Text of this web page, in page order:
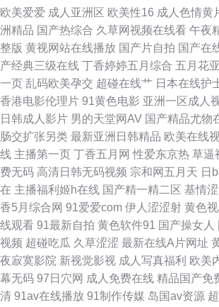
国产精品久久 国产福利视频91 国产第6页 国产123片
无码 人人c人爽 色色92 亚洲国产成人综合 91免费福
视频在线新网站 91视频专区 91污网页路口 www2AV
道 国产91AV在线 海角社区豆花网址 海角伊人 海角
乱军 韩国女孩自w的视频 欧美草逼视频 日韩五区 婷
拍 午夜男女 影音先锋AV色资源 中文字幕人妻有
91nwww网站 av手机色情网 传媒视频网站 国产精品
在线 黑丝av中出在线播放 黄尤物视频网 精品国产久
美专区 色多色多乱码伦视频 丝袜妈妈舔穴穴 无码熟
欧美爱爱 成人亚洲区 欧美性16 成人色情黄
洲精品 国产热综合 久草网视频在线看 午夜
整版 黄视网站在线播放 国产片自拍 国产在
产经典三级在线 丁香婷婷五月综合 五月花
一页 乱码欧美孕交 超碰在线艹 日本在线护
香港电影伦理片 91黄色电影 亚洲一区成人
日韩成人影片 男的天堂网AV 国产精品尤物
肠交扩张另类 最新亚洲日韩精品 欧美在线
线 主播第一页 丁香五月网 性爱东京热 草逼
费无码 高清日韩无码视频 宗和网五月天 日
在 主播福利姬h在线 国产精一精二区 基情
香5月综合网 91爱爱com 伊人涩涩射 黄色
线观看 91最新自拍 黄色软件91 国产操女人
视频 超碰吃瓜 久草涩涩 最新在线A片网址
夜寂寞影院 新视觉影视 成人写真福利 欧美
幕无码 97日穴网 成人免费在线 精品国产免
清 91av在线播放 91制作传媒 岛国av资源